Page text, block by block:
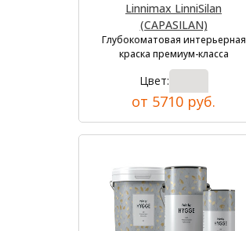
Linnimax LinniSilan
(CAPASILAN)
Глубокоматовая интерьерная
краска премиум-класса
Цвет:
от 5710 руб.